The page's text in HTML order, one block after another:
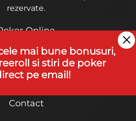
rezervate.
Online
si Conditii
Joaca Poker
Contact
mai bune bonusuri,
si stiri de poker
pe email!